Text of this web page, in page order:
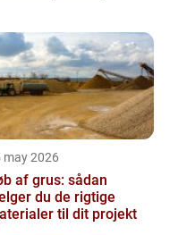
may 2026
af grus: sådan
du de rigtige
til dit projekt